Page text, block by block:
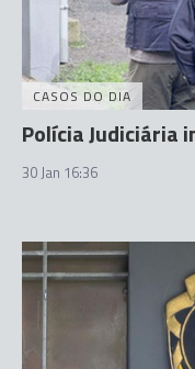
CASOS DO DIA
Polícia Judiciária
30 Jan 16:36